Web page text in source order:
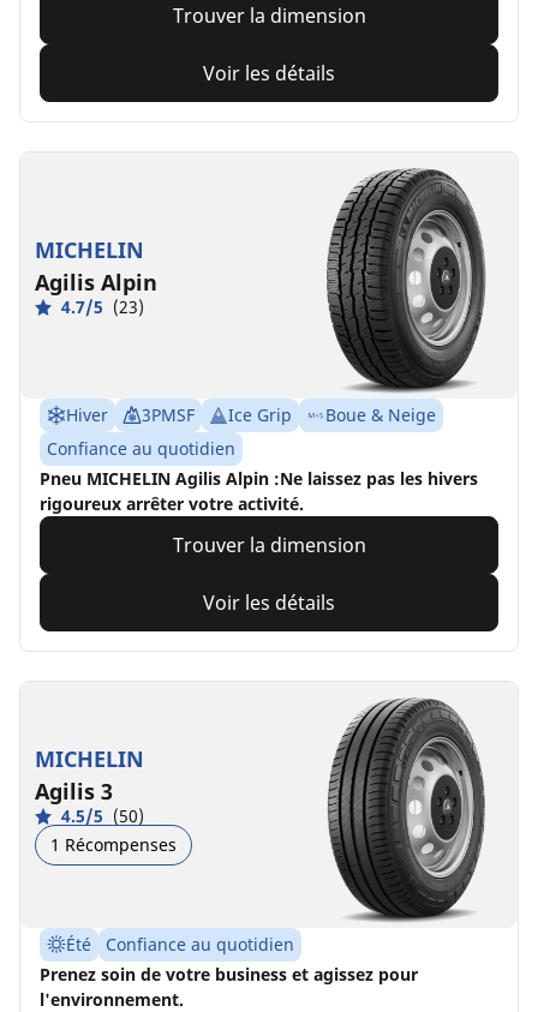
Trouver la dimension
Voir les détails
MICHELIN
Agilis Alpin
4.7/5 (23)
Hiver 3PMSF Ice Grip
Boue & Neige
Confiance au quotidien
Pneu MICHELIN Agilis Alpin :Ne laissez pas les hivers
rigoureux arrêter votre activité.
Trouver la dimension
Voir les détails
MICHELIN
Agilis 3
4.5/5 (50)
1 Récompenses
Été
Confiance au quotidien
Prenez soin de votre business et agissez pour
l'environnement.